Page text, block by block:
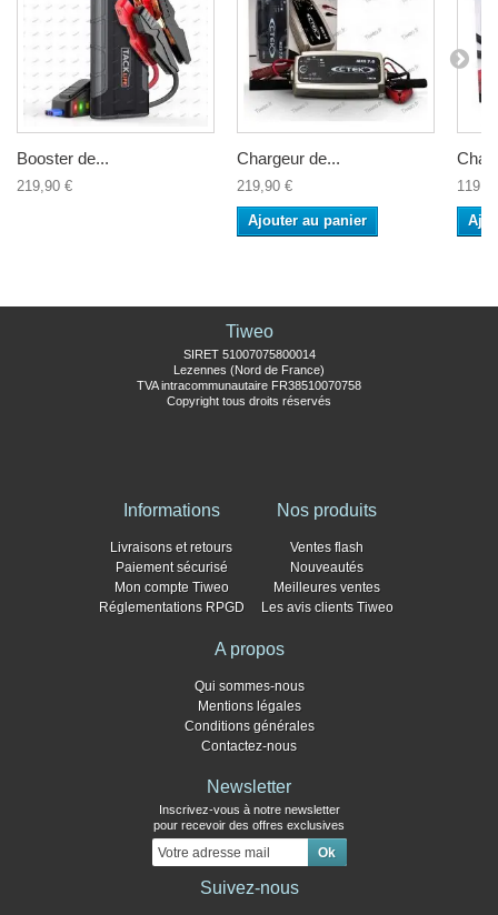
Booster de...
219,90 €
Chargeur de...
219,90 €
Ajouter au panier
Tiweo
SIRET 51007075800014
Lezennes (Nord de France)
TVA intracommunautaire FR38510070758
Copyright tous droits réservés
Informations
Livraisons et retours
Paiement sécurisé
Mon compte Tiweo
Réglementations RPGD
Nos produits
Ventes flash
Nouveautés
Meilleures ventes
Les avis clients Tiweo
A propos
Qui sommes-nous
Mentions légales
Conditions générales
Contactez-nous
Newsletter
Inscrivez-vous à notre newsletter
pour recevoir des offres exclusives
Suivez-nous